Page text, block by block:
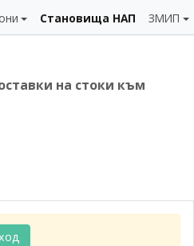
Становища НАП ЗМИП
на стоки към